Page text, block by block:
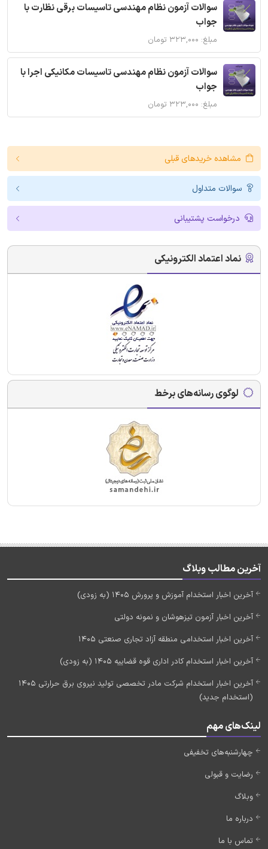
سوالات آزمون نظام مهندسی تاسیسات برقی نظارت با
جواب
مبلغ: ۳۲۳,۰۰۰ تومان
سوالات آزمون نظام مهندسی تاسیسات مکانیکی اجرا با
جواب
مبلغ: ۳۲۳,۰۰۰ تومان
مشاهده خریدهای قبلی
سوالات متداول
درخواست پشتیبانی
نماد اعتماد الکترونیکی
لوگوی رسانه‌های برخط
آخرین مطالب وبلاگ
آخرین اخبار استخدام آموزش و پرورش 1405 (به زودی)
آخرین اخبار آزمون تیزهوشان و نمونه دولتی
آخرین اخبار استخدامی منطقه آزاد تجاری صنعتی 1405
آخرین اخبار استخدام کادر اداری قوه قضاییه 1405 (به زودی)
آخرین اخبار استخدام شرکت مادر تخصصی تولید نیروی برق حرارتی 1405
(استخدام جدید)
لینک‌های مهم
چهارشنبه‌های تخفیفی
رضایت و قبولی
وبلاگ
درباره ما
تماس با ما